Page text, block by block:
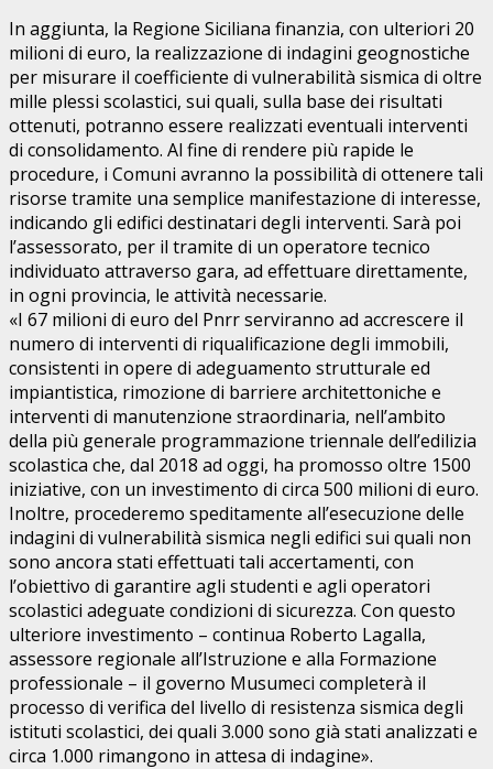
In aggiunta, la Regione Siciliana finanzia, con ulteriori 20
milioni di euro, la realizzazione di indagini geognostiche
per misurare il coefficiente di vulnerabilità sismica di oltre
mille plessi scolastici, sui quali, sulla base dei risultati
ottenuti, potranno essere realizzati eventuali interventi
di consolidamento. Al fine di rendere più rapide le
procedure, i Comuni avranno la possibilità di ottenere tali
risorse tramite una semplice manifestazione di interesse,
indicando gli edifici destinatari degli interventi. Sarà poi
l’assessorato, per il tramite di un operatore tecnico
individuato attraverso gara, ad effettuare direttamente,
in ogni provincia, le attività necessarie.
«I 67 milioni di euro del Pnrr serviranno ad accrescere il
numero di interventi di riqualificazione degli immobili,
consistenti in opere di adeguamento strutturale ed
impiantistica, rimozione di barriere architettoniche e
interventi di manutenzione straordinaria, nell’ambito
della più generale programmazione triennale dell’edilizia
scolastica che, dal 2018 ad oggi, ha promosso oltre 1500
iniziative, con un investimento di circa 500 milioni di euro.
Inoltre, procederemo speditamente all’esecuzione delle
indagini di vulnerabilità sismica negli edifici sui quali non
sono ancora stati effettuati tali accertamenti, con
l’obiettivo di garantire agli studenti e agli operatori
scolastici adeguate condizioni di sicurezza. Con questo
ulteriore investimento – continua Roberto Lagalla,
assessore regionale all’Istruzione e alla Formazione
professionale – il governo Musumeci completerà il
processo di verifica del livello di resistenza sismica degli
istituti scolastici, dei quali 3.000 sono già stati analizzati e
circa 1.000 rimangono in attesa di indagine».